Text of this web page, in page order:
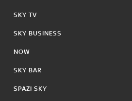
SKY TV
SKY BUSINESS
NOW
SKY BAR
SPAZI SKY